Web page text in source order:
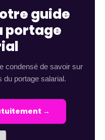
guide
portage
condensé de savoir sur
du portage salarial.
→